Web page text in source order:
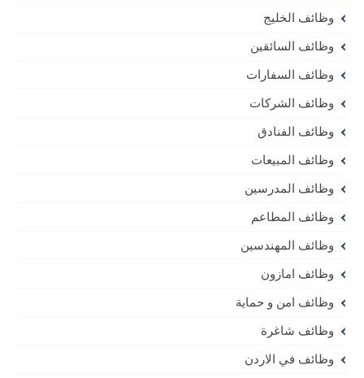
وظائف الخليج
وظائف السائقين
وظائف السفارات
وظائف الشركات
وظائف الفنادق
وظائف المبيعات
وظائف المدرسين
وظائف المطاعم
وظائف المهندسين
وظائف امازون
وظائف امن و حماية
وظائف شاغرة
وظائف في الاردن